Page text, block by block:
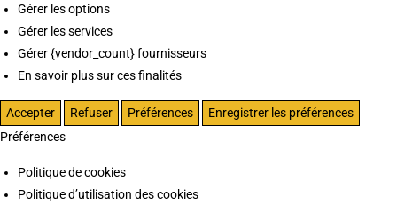
Gérer les options
Gérer les services
Gérer {vendor_count} fournisseurs
En savoir plus sur ces finalités
Accepter Refuser Préférences
Enregistrer les préférences
Préférences
Politique de cookies
Politique d’utilisation des cookies